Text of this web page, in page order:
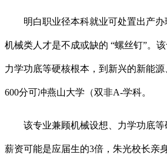
明白职业径本科就业可处置出产办
机械类人才是不成或缺的 “螺丝钉”。该
力学功底等硬核根本，到新兴的新能
600分可冲燕山大学（双非A-学科。
该专业兼顾机械设想、力学功底等
薪资可能是应届生的3倍，朱光校长亲